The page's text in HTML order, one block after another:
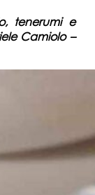
tenerumi e
Camiolo –